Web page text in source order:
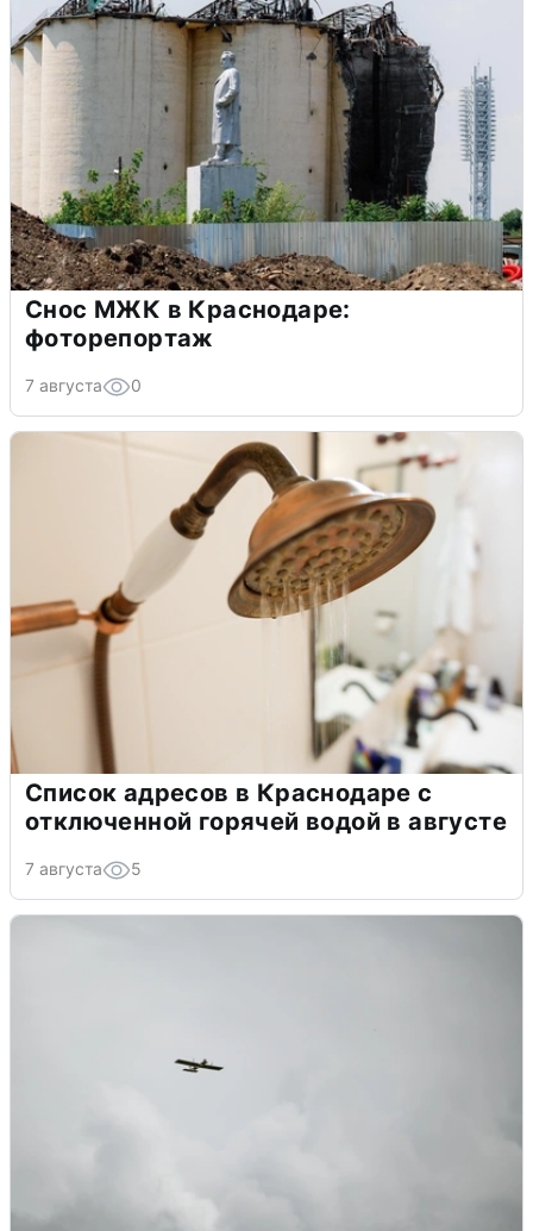
Снос МЖК в Краснодаре:
фоторепортаж
7 августа 0
Список адресов в Краснодаре с
отключенной горячей водой в августе
7 августа 5